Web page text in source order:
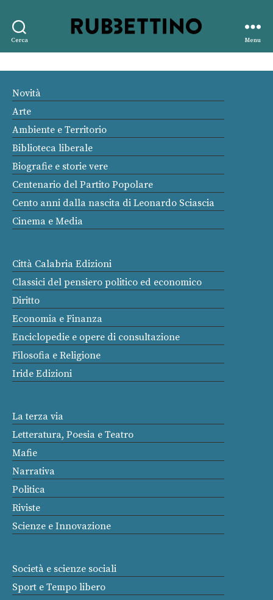
Cerca
editore
Menu
Novità
Arte
Ambiente e Territorio
Biblioteca liberale
Biografie e storie vere
Centenario del Partito Popolare
Cento anni dalla nascita di Leonardo Sciascia
Cinema e Media
Città Calabria Edizioni
Classici del pensiero politico ed economico
Diritto
Economia e Finanza
Enciclopedie e opere di consultazione
Filosofia e Religione
Iride Edizioni
La terza via
Letteratura, Poesia e Teatro
Mafie
Narrativa
Politica
Riviste
Scienze e Innovazione
Società e scienze sociali
Sport e Tempo libero